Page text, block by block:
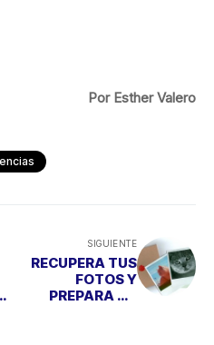
Por Esther Valero
SIGUIENTE
RECUPERA TUS
FOTOS Y
PREPARA UN